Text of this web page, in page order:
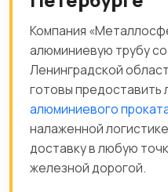
Компания
алюминиевую трубу
Ленинградской
готовы
алюминиевого
налаженной
доставку в любую
железной дорогой.